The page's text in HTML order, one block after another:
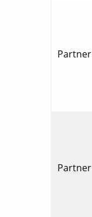
Partner
Partner